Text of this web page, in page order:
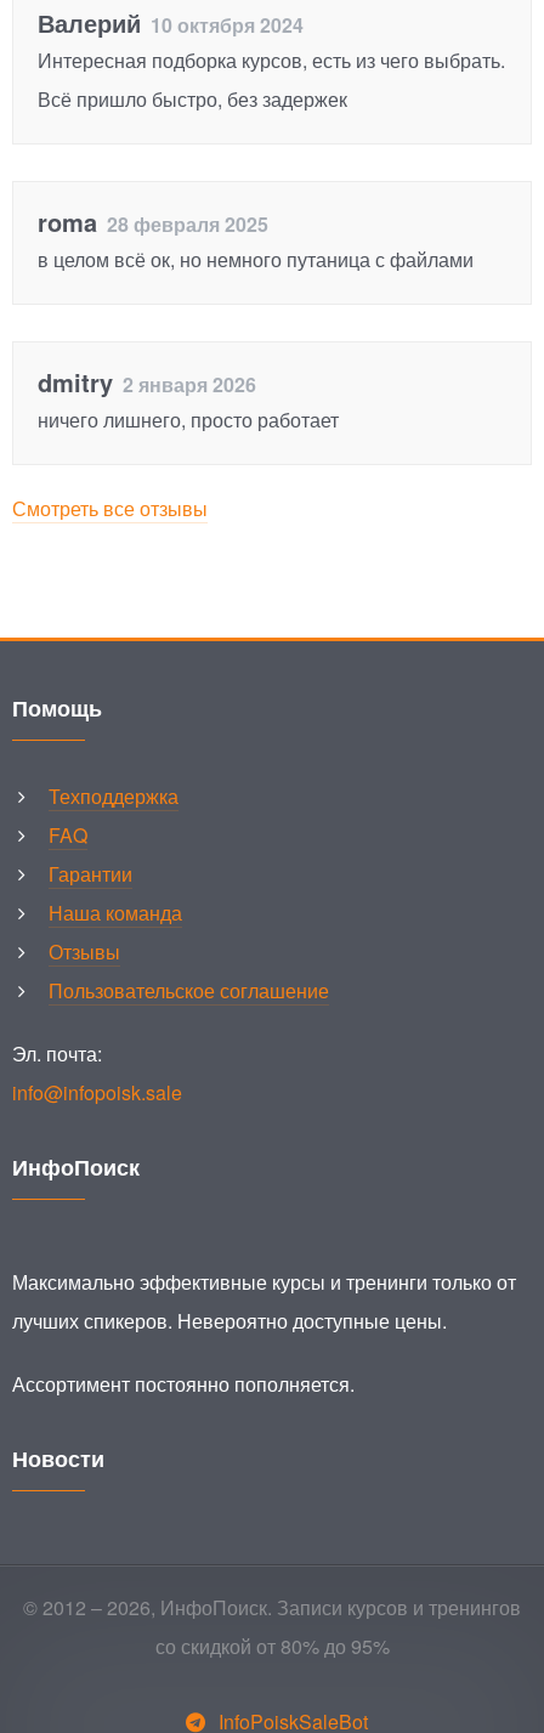
Валерий 10 октября 2024
Интересная подборка курсов, есть из чего выбрать.
Всё пришло быстро, без задержек
roma 28 февраля 2025
в целом всё ок, но немного путаница с файлами
dmitry 2 января 2026
ничего лишнего, просто работает
Смотреть все отзывы
Помощь
Техподдержка
FAQ
Гарантии
Наша команда
Отзывы
Пользовательское соглашение
Эл. почта:
info@infopoisk.sale
ИнфоПоиск
Максимально эффективные курсы и тренинги только от
лучших спикеров. Невероятно доступные цены.
Ассортимент постоянно пополняется.
Новости
© 2012 – 2026, ИнфоПоиск. Записи курсов и тренингов
со скидкой от 80% до 95%
InfoPoiskSaleBot